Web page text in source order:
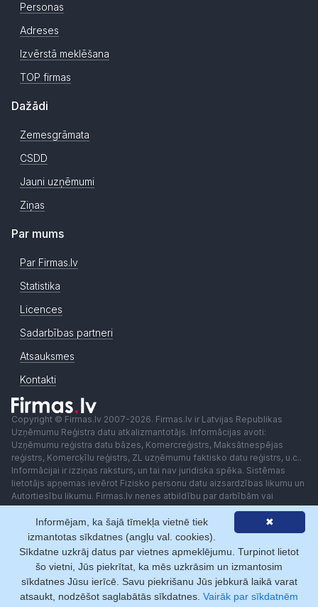
Personas
Adreses
Izvērstā meklēšana
TOP firmas
Dažādi
Zemesgrāmata
CSDD
Jauni uzņēmumi
Ziņas
Par mums
Par Firmas.lv
Statistika
Licences
Sadarbības partneri
Atsauksmes
Kontakti
Copyright © Firmas.lv 2007-2026. Firmas.lv ir Latvijas Republikas
Uzņēmumu Reģistra datu atkalizmantotājs. Informācijas avoti:
Uzņēmumu reģistra datu bāzes, Komercreģistrs, Maksātnespējas
reģistrs, Komercķīlu reģistrs, ZL uzņēmumu faktisko datu reģistrs, u.c..
Informācijai ir izziņas raksturs, un tai nav juridiska spēka. Sistēmas
lietotājs apņemas ievērot Fizisko personu datu aizsardzības likumu un
Autortiesību likumu. Firmas.lv nenes atbildību par darbībām vai
lēmumiem, kas balstīti uz saņemto pakalpojumu. Lietotājam aizliegts
izmantot jebkādas automatizētas sistēmas vai iekārtas (robotus)
piekļuvei sistēmai bez rakstiskas saskaņošanas ar Firmas.lv. Galvenā
redaktore: Ingūna Pempere.
Lietošanas noteikumi
Privātuma politika Norēķini ar
✖
Informējam, ka šajā tīmekļa vietnē tiek
izmantotas sīkdatnes (angļu val. cookies).
Sīkdatne uzkrāj datus par vietnes apmeklējumu. Turpinot lietot
šo vietni, Jūs piekrītat, ka mēs uzkrāsim un izmantosim
sīkdatnes Jūsu ierīcē. Savu piekrišanu Jūs jebkurā laikā varat
atsaukt, nodzēšot saglabātās sīkdatnes. Vairāk par sīkdatnēm